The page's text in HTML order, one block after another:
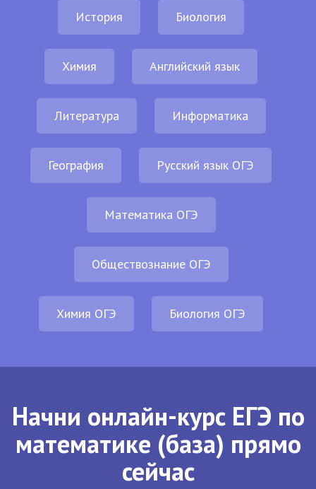
История Биология
Химия Английский язык
Литература Информатика
География Русский язык ОГЭ
Математика ОГЭ
Обществознание ОГЭ
Химия ОГЭ Биология ОГЭ
Начни онлайн-курс ЕГЭ по
математике (база) прямо
сейчас